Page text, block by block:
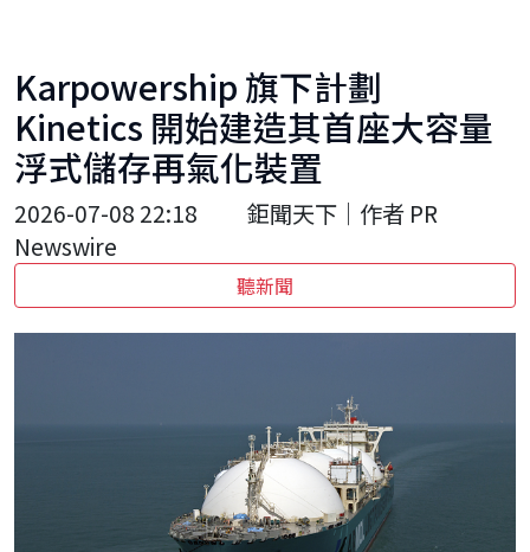
Karpowership 旗下計劃
Kinetics 開始建造其首座大容量
浮式儲存再氣化裝置
2026-07-08 22:18
鉅聞天下｜作者 PR
Newswire
聽新聞